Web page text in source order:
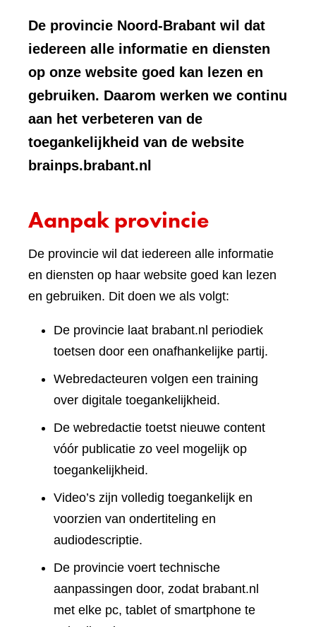
De provincie Noord-Brabant wil dat
iedereen alle informatie en diensten
op onze website goed kan lezen en
gebruiken. Daarom werken we continu
aan het verbeteren van de
toegankelijkheid van de website
brainps.brabant.nl
Aanpak provincie
De provincie wil dat iedereen alle informatie
en diensten op haar website goed kan lezen
en gebruiken. Dit doen we als volgt:
De provincie laat brabant.nl periodiek
toetsen door een onafhankelijke partij.
Webredacteuren volgen een training
over digitale toegankelijkheid.
De webredactie toetst nieuwe content
vóór publicatie zo veel mogelijk op
toegankelijkheid.
Video’s zijn volledig toegankelijk en
voorzien van ondertiteling en
audiodescriptie.
De provincie voert technische
aanpassingen door, zodat brabant.nl
met elke pc, tablet of smartphone te